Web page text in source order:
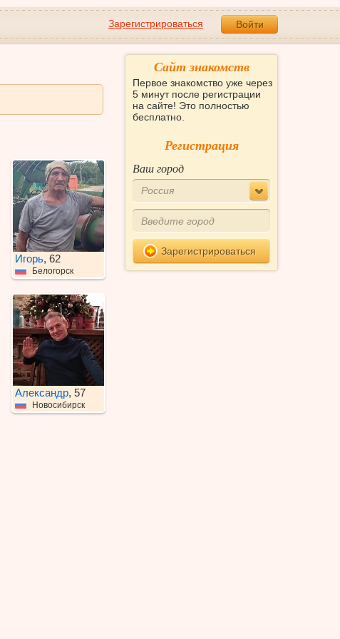
Зарегистрироваться Войти
Игорь, 62
Белогорск
Александр, 57
Новосибирск
Сайт знакомств
Первое знакомство уже через
5 минут после регистрации
на сайте! Это полностью
бесплатно.
Регистрация
Ваш город
Россия
Зарегистрироваться